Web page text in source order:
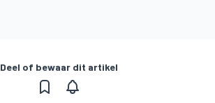
Deel of bewaar dit artikel